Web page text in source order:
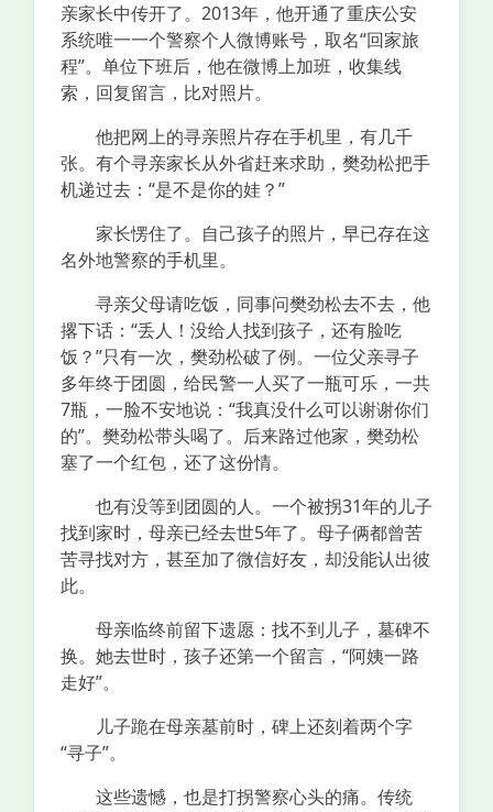
亲家长中传开了。2013年，他开通了重庆公安
系统唯一一个警察个人微博账号，取名“回家旅
程”。单位下班后，他在微博上加班，收集线
索，回复留言，比对照片。
他把网上的寻亲照片存在手机里，有几千
张。有个寻亲家长从外省赶来求助，樊劲松把手
机递过去：“是不是你的娃？”
家长愣住了。自己孩子的照片，早已存在这
名外地警察的手机里。
寻亲父母请吃饭，同事问樊劲松去不去，他
撂下话：“丢人！没给人找到孩子，还有脸吃
饭？”只有一次，樊劲松破了例。一位父亲寻子
多年终于团圆，给民警一人买了一瓶可乐，一共
7瓶，一脸不安地说：“我真没什么可以谢谢你们
的”。樊劲松带头喝了。后来路过他家，樊劲松
塞了一个红包，还了这份情。
也有没等到团圆的人。一个被拐31年的儿子
找到家时，母亲已经去世5年了。母子俩都曾苦
苦寻找对方，甚至加了微信好友，却没能认出彼
此。
母亲临终前留下遗愿：找不到儿子，墓碑不
换。她去世时，孩子还第一个留言，“阿姨一路
走好”。
儿子跪在母亲墓前时，碑上还刻着两个字
“寻子”。
这些遗憾，也是打拐警察心头的痛。传统